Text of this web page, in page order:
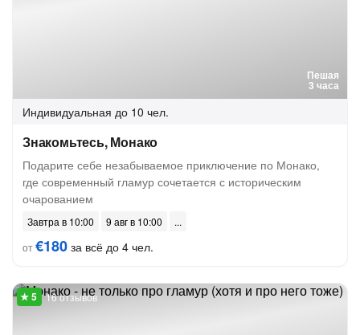
Пешая
3 часа
Индивидуальная до 10 чел.
Знакомьтесь, Монако
Подарите себе незабываемое приключение по Монако,
где современный гламур сочетается с историческим
очарованием
Завтра в 10:00
9 авг в 10:00
от€180 за всё до 4 чел.
16 отзывов